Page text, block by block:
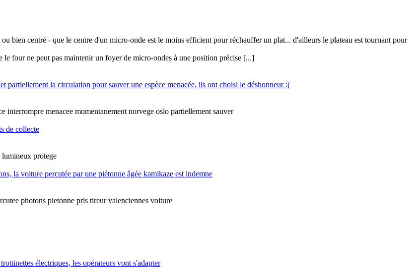
bien centré - que le centre d'un micro-onde est le moins efficient pour réchauffer un plat... d'ailleurs le plateau est tournant pour
four ne peut pas maintenir un foyer de micro-ondes à une position précise [...]
partiellement la circulation pour sauver une espèce menacée, ils ont choisi le déshonneur :(
interrompre menacee momentanement norvege oslo partiellement sauver
de collecte
lumineux protege
la voiture percutée par une piétonne âgée kamikaze est indemne
photons pietonne pris tireur valenciennes voiture
électriques, les opérateurs vont s'adapter